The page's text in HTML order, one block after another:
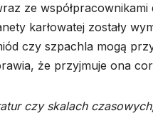
ze
karłowatej zostały
czy szpachla mogą
że przyjmuje ona
czy skalach